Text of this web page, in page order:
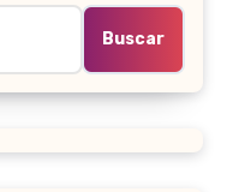
Buscar